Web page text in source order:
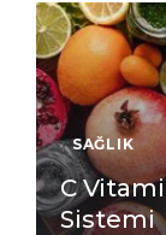
SAĞLIK
C
Sistemi